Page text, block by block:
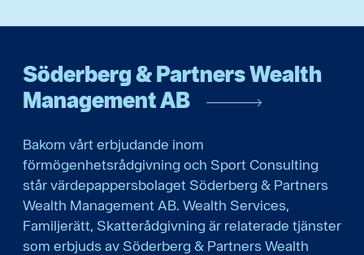
Söderberg & Partners Wealth
Management AB
Bakom vårt erbjudande inom
förmögenhetsrådgivning och Sport Consulting
står värdepappersbolaget Söderberg & Partners
Wealth Management AB. Wealth Services,
Familjerätt, Skatterådgivning är relaterade tjänster
som erbjuds av Söderberg & Partners Wealth